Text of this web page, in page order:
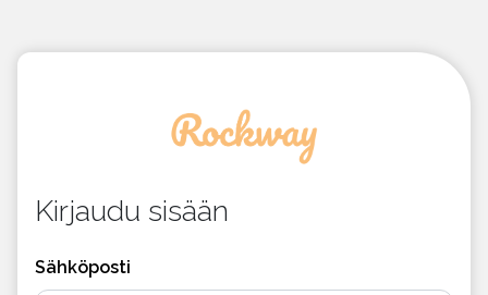
Kirjaudu sisään
Sähköposti